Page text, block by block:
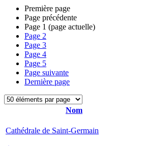
Première page
Page précédente
Page 1 (page actuelle)
Page 2
Page 3
Page 4
Page 5
Page suivante
Dernière page
Nom
Cathédrale de Saint-Germain